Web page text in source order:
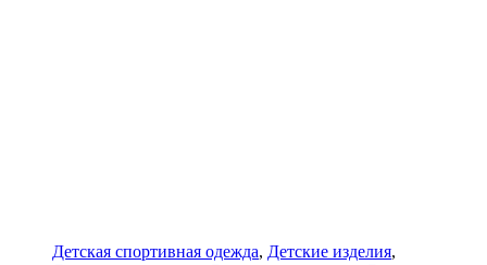
Детская спортивная одежда, Детские изделия,